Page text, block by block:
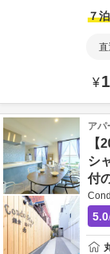
７
¥
アパ
【
シ
付
5.0